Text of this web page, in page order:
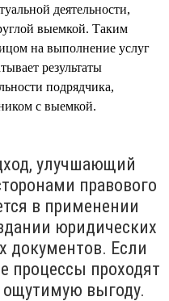
деятельности,
выемкой. Таким
на выполнение услуг
результаты
подрядчика,
с выемкой.
улучшающий
правового
в применении
юридических
документов. Если
процессы проходят
выгоду.